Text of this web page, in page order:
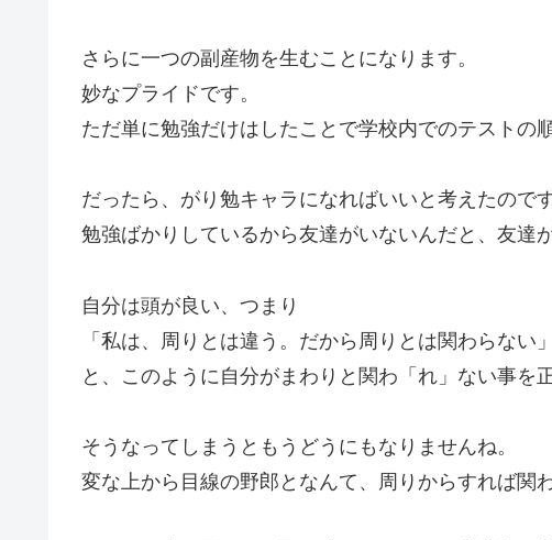
さらに一つの副産物を生むことになります。
妙なプライドです。
ただ単に勉強だけはしたことで学校内でのテストの
だったら、がり勉キャラになればいいと考えたのです
勉強ばかりしているから友達がいないんだと、友達
自分は頭が良い、つまり
「私は、周りとは違う。だから周りとは関わらない」
と、このように自分がまわりと関わ「れ」ない事を
そうなってしまうともうどうにもなりませんね。
変な上から目線の野郎となんて、周りからすれば関